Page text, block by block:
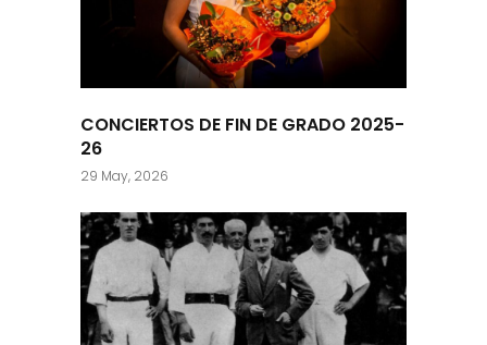
CONCIERTOS DE FIN DE GRADO 2025-
26
29 May, 2026